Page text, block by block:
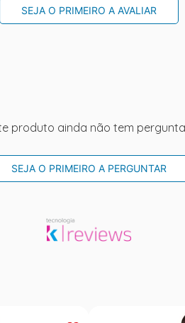
SEJA O PRIMEIRO A AVALIAR
produto ainda não tem
SEJA O PRIMEIRO A PERGUNTAR